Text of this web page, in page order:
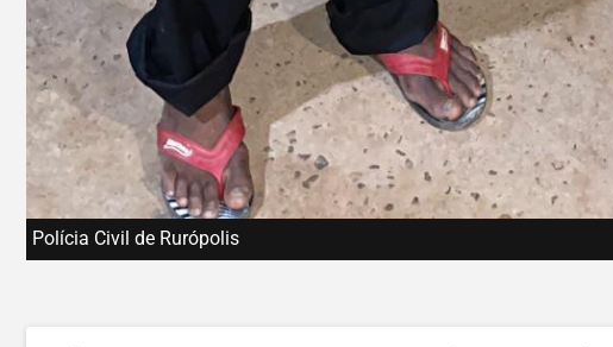
Polícia Civil de Rurópolis